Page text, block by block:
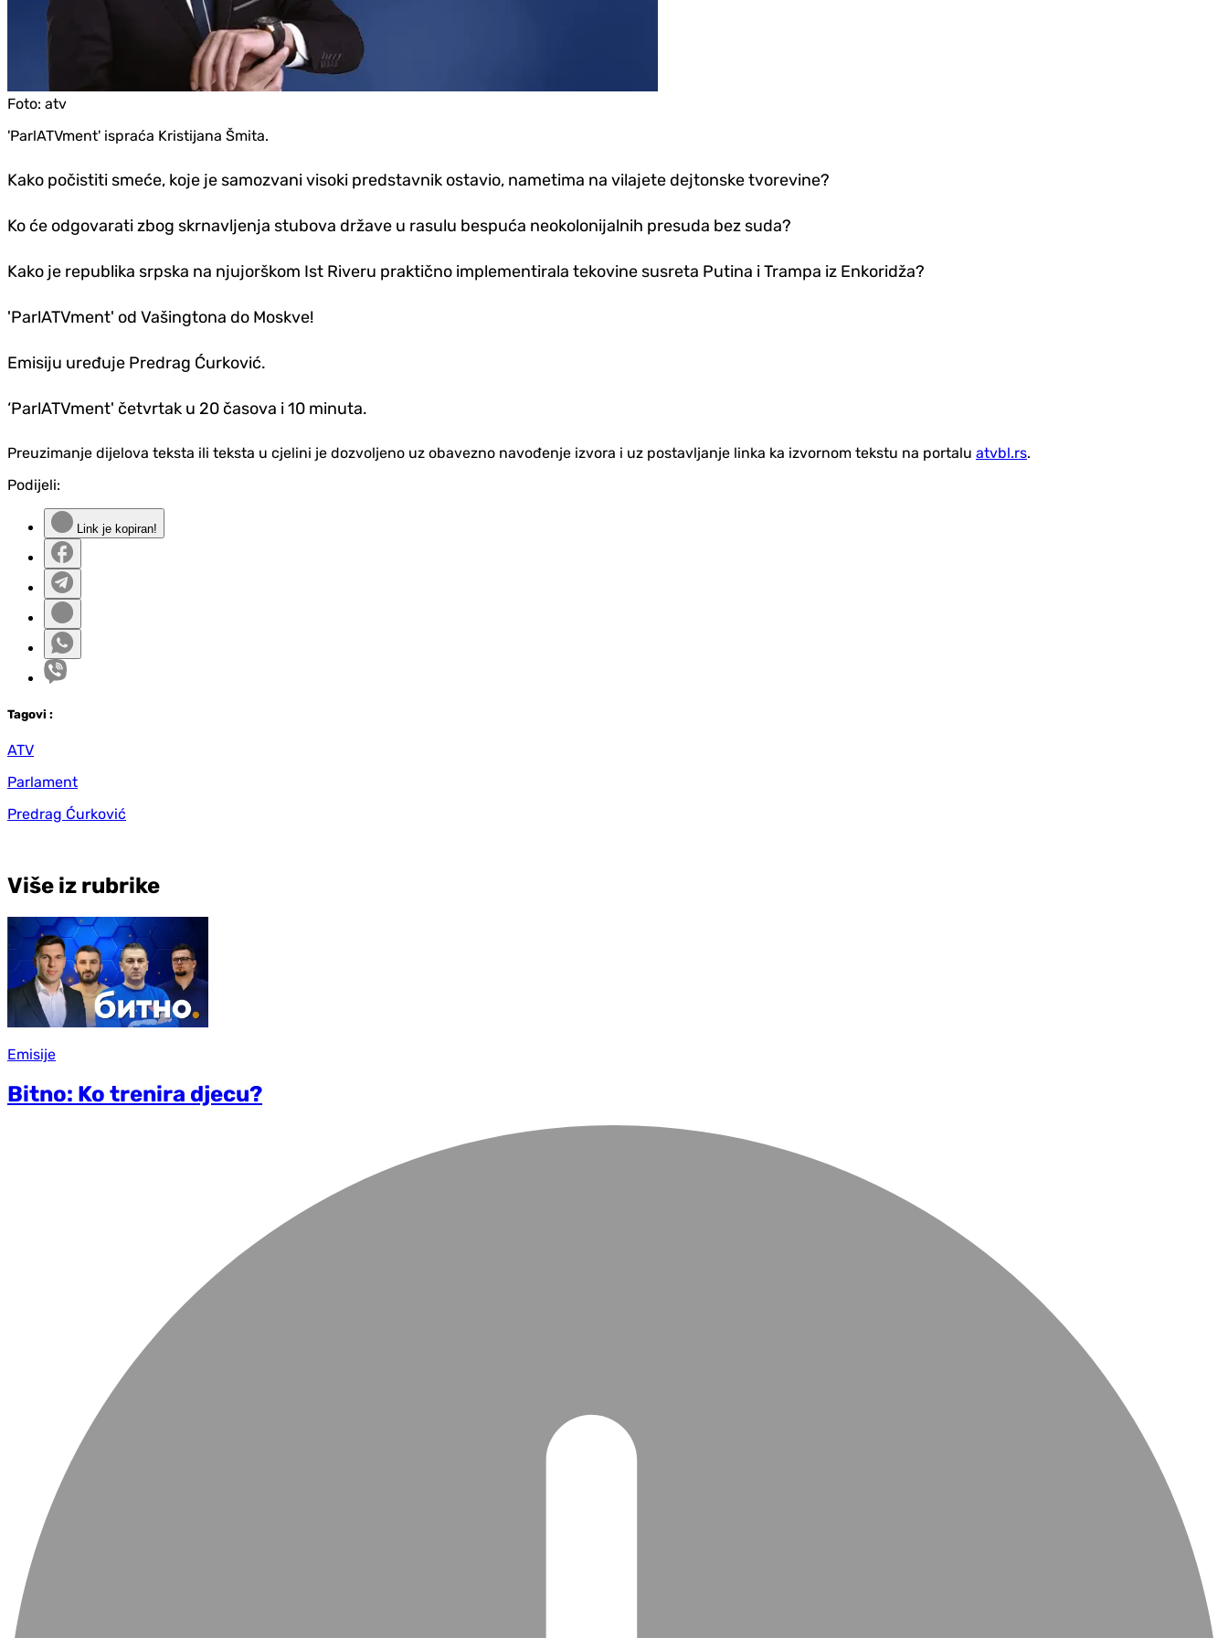
Foto: atv
'ParlATVment' ispraća Kristijana Šmita.
Kako počistiti smeće, koje je samozvani visoki predstavnik ostavio, nametima na vilajete dejtonske tvorevine?
Ko će odgovarati zbog skrnavljenja stubova države u rasulu bespuća neokolonijalnih presuda bez suda?
Kako je republika srpska na njujorškom Ist Riveru praktično implementirala tekovine susreta Putina i Trampa iz Enkoridža?
'ParlATVment' od Vašingtona do Moskve!
Emisiju uređuje Predrag Ćurković.
‘ParlATVment' četvrtak u 20 časova i 10 minuta.
Preuzimanje dijelova teksta ili teksta u cjelini je dozvoljeno uz obavezno navođenje izvora i uz postavljanje linka ka izvornom tekstu na portalu atvbl.rs.
Podijeli:
Link je kopiran!
Tagovi :
ATV
Parlament
Predrag Ćurković
Više iz rubrike
Emisije
Bitno: Ko trenira djecu?